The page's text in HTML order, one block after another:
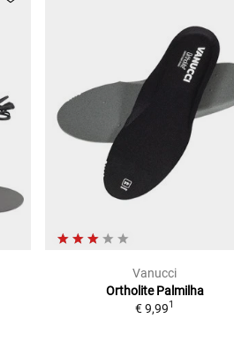
Vanucci
Ortholite Palmilha
€ 9,991